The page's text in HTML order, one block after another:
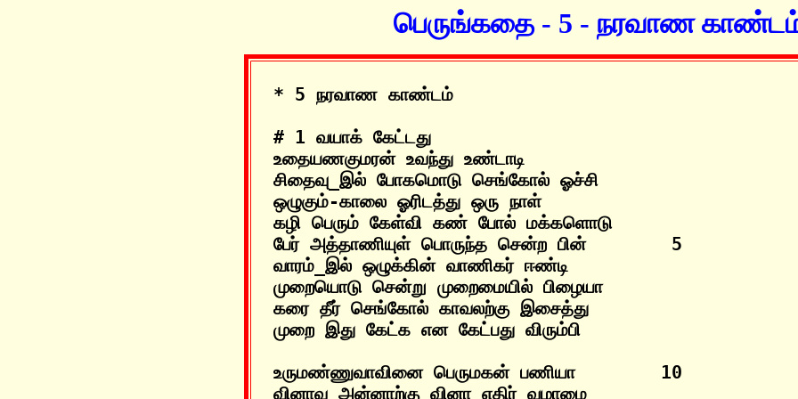
பெருங்கதை - 5 - நரவாண
# 1 வயாக் கேட்டது
உதையணகுமரன் உவந்து உண்டாடி
சிதைவு_இல் போகமொடு செங்கோல் ஓச்சி
ஒழுகும்-காலை ஓரிடத்து ஒரு நாள்
கழி பெரும் கேள்வி கண் போல் மக்களொடு
பேர் அத்தாணியுள் பொருந்த சென்ற பின்        5
வாரம்_இல் ஒழுக்கின் வாணிகர் ஈண்டி
முறையொடு சென்று முறைமையில் பிழையா
கரை தீர் செங்கோல் காவலற்கு இசைத்து
உருமண்ணுவாவினை பெருமகன் பணியா        10
வினாவ அன்னாற்கு வினா எதிர் வழாமை